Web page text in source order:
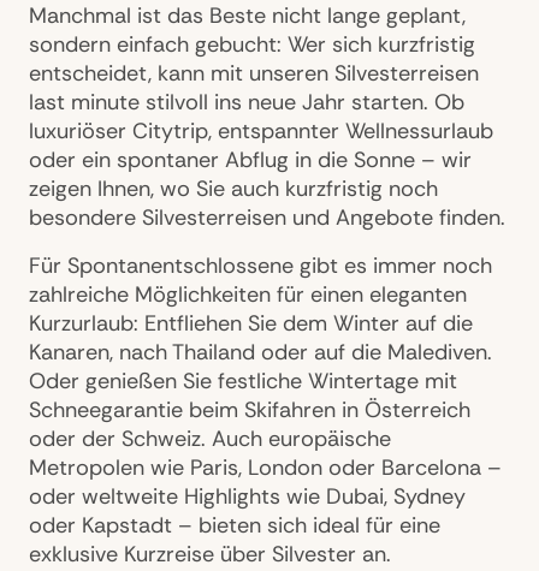
Manchmal ist das Beste nicht lange geplant,
sondern einfach gebucht: Wer sich kurzfristig
entscheidet, kann mit unseren Silvesterreisen
last minute stilvoll ins neue Jahr starten. Ob
luxuriöser Citytrip, entspannter Wellnessurlaub
oder ein spontaner Abflug in die Sonne – wir
zeigen Ihnen, wo Sie auch kurzfristig noch
besondere Silvesterreisen und Angebote finden.
Für Spontanentschlossene gibt es immer noch
zahlreiche Möglichkeiten für einen eleganten
Kurzurlaub: Entfliehen Sie dem Winter auf die
Kanaren, nach Thailand oder auf die Malediven.
Oder genießen Sie festliche Wintertage mit
Schneegarantie beim Skifahren in Österreich
oder der Schweiz. Auch europäische
Metropolen wie Paris, London oder Barcelona –
oder weltweite Highlights wie Dubai, Sydney
oder Kapstadt – bieten sich ideal für eine
exklusive Kurzreise über Silvester an.